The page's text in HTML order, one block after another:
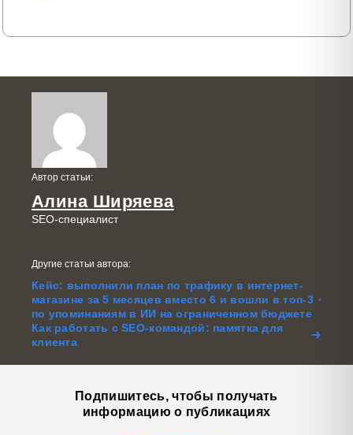
Автор статьи:
Алина Ширяева
SEO-специалист
Другие статьи автора:
Кейс: выполнили план по трафику в интернет-
магазине за 5 месяцев вместо 6 и вошли в топ-3
по упоминаниям в ИИ на ограниченном бюджете
Как работать с SEO-командой: памятка для
клиента
Подпишитесь, чтобы получать
информацию о публикациях